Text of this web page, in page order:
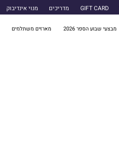
GIFT CARD מדריכים מנוי אינדיבוק
מבצעי שבוע הספר 2026 מארזים משתלמים